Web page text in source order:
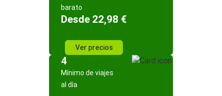
barato
Desde 22,98 €
Ver precios
4
Mínimo de viajes
al día